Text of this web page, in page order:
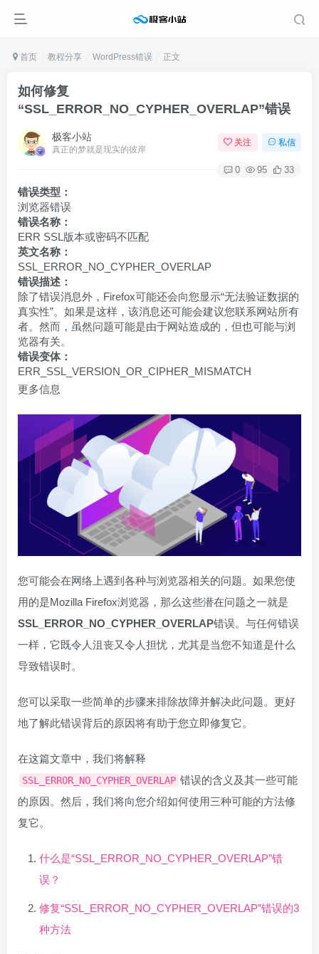
首页 教程分享 WordPress错误 正文
如何修复
“SSL_ERROR_NO_CYPHER_OVERLAP”错误
极客小站
真正的梦就是现实的彼岸
关注 私信
0 95 33
错误类型：
浏览器错误
错误名称：
ERR SSL版本或密码不匹配
英文名称：
SSL_ERROR_NO_CYPHER_OVERLAP
错误描述：
除了错误消息外，Firefox可能还会向您显示“无法验证数据的
真实性”。如果是这样，该消息还可能会建议您联系网站所有
者。然而，虽然问题可能是由于网站造成的，但也可能与浏
览器有关。
错误变体：
ERR_SSL_VERSION_OR_CIPHER_MISMATCH
更多信息
您可能会在网络上遇到各种与浏览器相关的问题。如果您使
用的是Mozilla Firefox浏览器，那么这些潜在问题之一就是
SSL_ERROR_NO_CYPHER_OVERLAP错误。与任何错误
一样，它既令人沮丧又令人担忧，尤其是当您不知道是什么
导致错误时。
您可以采取一些简单的步骤来排除故障并解决此问题。更好
地了解此错误背后的原因将有助于您立即修复它。
在这篇文章中，我们将解释
SSL_ERROR_NO_CYPHER_OVERLAP 错误的含义及其一些可能
的原因。然后，我们将向您介绍如何使用三种可能的方法修
复它。
什么是“SSL_ERROR_NO_CYPHER_OVERLAP”错
误？
修复“SSL_ERROR_NO_CYPHER_OVERLAP”错误的3
种方法